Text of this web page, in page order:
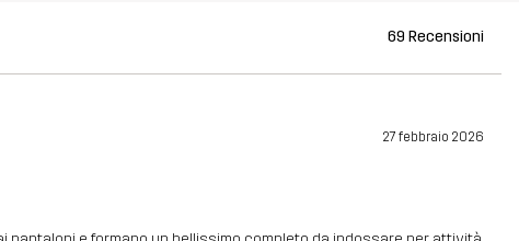
69 Recensioni
27 febbraio 2026